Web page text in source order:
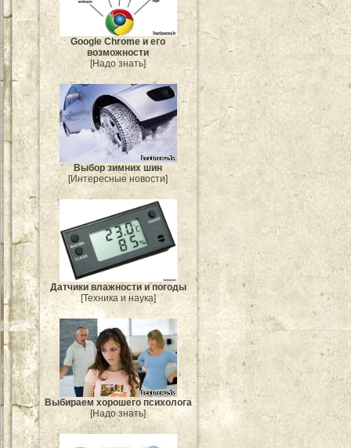
Google Chrome и его
возможности
[Надо знать]
Выбор зимних шин
[Интересные новости]
Датчики влажности и погоды
[Техника и наука]
Выбираем хорошего психолога
[Надо знать]